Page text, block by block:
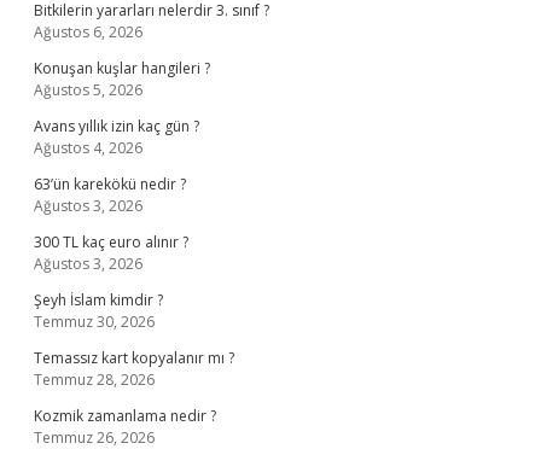
Bitkilerin yararları nelerdir 3. sınıf ?
Ağustos 6, 2026
Konuşan kuşlar hangileri ?
Ağustos 5, 2026
Avans yıllık izin kaç gün ?
Ağustos 4, 2026
63’ün karekökü nedir ?
Ağustos 3, 2026
300 TL kaç euro alınır ?
Ağustos 3, 2026
Şeyh İslam kimdir ?
Temmuz 30, 2026
Temassız kart kopyalanır mı ?
Temmuz 28, 2026
Kozmik zamanlama nedir ?
Temmuz 26, 2026